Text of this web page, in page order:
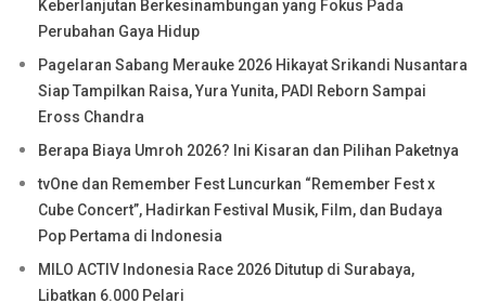
Keberlanjutan Berkesinambungan yang Fokus Pada
Perubahan Gaya Hidup
Pagelaran Sabang Merauke 2026 Hikayat Srikandi Nusantara
Siap Tampilkan Raisa, Yura Yunita, PADI Reborn Sampai
Eross Chandra
Berapa Biaya Umroh 2026? Ini Kisaran dan Pilihan Paketnya
tvOne dan Remember Fest Luncurkan “Remember Fest x
Cube Concert”, Hadirkan Festival Musik, Film, dan Budaya
Pop Pertama di Indonesia
MILO ACTIV Indonesia Race 2026 Ditutup di Surabaya,
Libatkan 6.000 Pelari